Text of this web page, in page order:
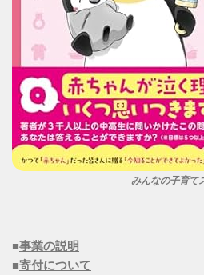
みんなの子育て
■事業の説明
■寄付について